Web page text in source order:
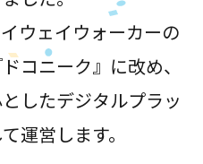
ウェイウォーカーの
コニーク』に改め、
したデジタルプラッ
運営します。